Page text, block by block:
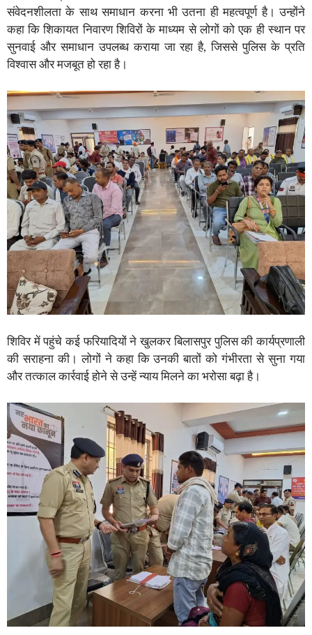
संवेदनशीलता के साथ समाधान करना भी उतना ही महत्वपूर्ण है। उन्होंने
कहा कि शिकायत निवारण शिविरों के माध्यम से लोगों को एक ही स्थान पर
सुनवाई और समाधान उपलब्ध कराया जा रहा है, जिससे पुलिस के प्रति
विश्वास और मजबूत हो रहा है।
शिविर में पहुंचे कई फरियादियों ने खुलकर बिलासपुर पुलिस की कार्यप्रणाली
की सराहना की। लोगों ने कहा कि उनकी बातों को गंभीरता से सुना गया
और तत्काल कार्रवाई होने से उन्हें न्याय मिलने का भरोसा बढ़ा है।